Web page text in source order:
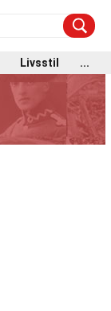
Livsstil
...